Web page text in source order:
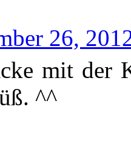
26,
mit der
^^